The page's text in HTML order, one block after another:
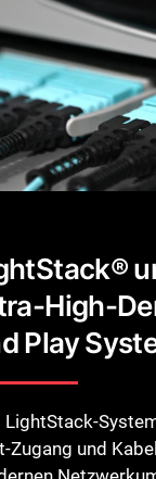
High-
Play
LightStack-
Zugang und